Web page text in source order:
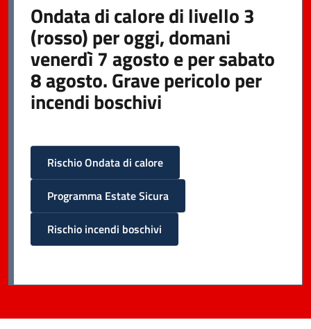
Ondata di calore di livello 3
(rosso) per oggi, domani
venerdì 7 agosto e per sabato
8 agosto. Grave pericolo per
incendi boschivi
Rischio Ondata di calore
Programma Estate Sicura
Rischio incendi boschivi